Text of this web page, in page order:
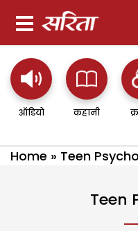
ऑडियो कहानी
Home » Teen
Teen